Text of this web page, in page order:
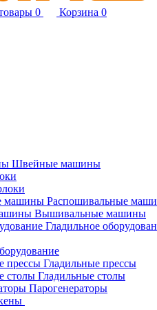
0 Корзина 0
Швейные машины
Распошивальные
Вышивальные машины
Гладильное
Гладильные прессы
Гладильные столы
Парогенераторы